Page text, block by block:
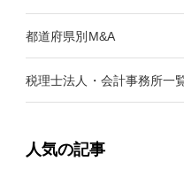
都道府県別M&A
税理士法人・会計事務所一
人気の記事